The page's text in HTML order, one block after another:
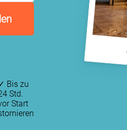
Bis zu
Std.
Start